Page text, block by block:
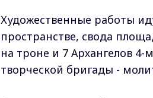
Художественные работы
пространстве, свода
на троне и 7 Архангелов
творческой бригады -